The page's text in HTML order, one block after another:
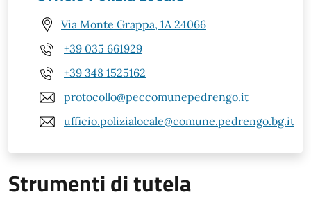
Via Monte Grappa, 1A 24066
+39 035 661929
+39 348 1525162
protocollo@peccomunepedrengo.it
ufficio.polizialocale@comune.pedrengo.bg.it
Strumenti di tutela